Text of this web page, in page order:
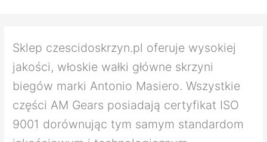
Sklep czescidoskrzyn.pl oferuje wysokiej
jakości, włoskie wałki główne skrzyni
biegów marki Antonio Masiero. Wszystkie
części AM Gears posiadają certyfikat ISO
9001 dorównując tym samym standardom
popularności